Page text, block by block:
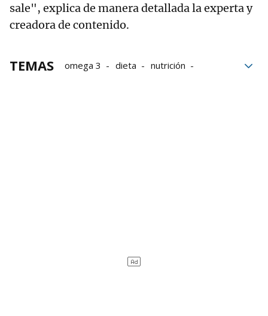
sale", explica de manera detallada la experta y
creadora de contenido.
TEMAS omega 3 dieta
nutrición